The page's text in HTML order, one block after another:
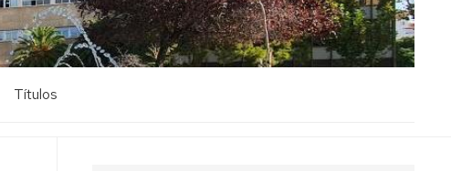
Títulos